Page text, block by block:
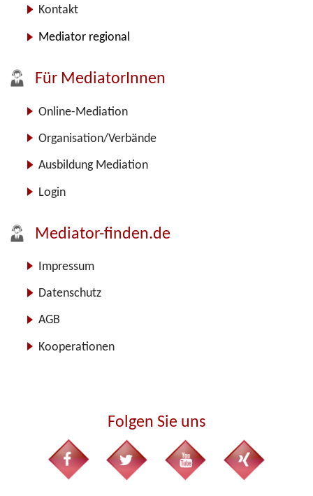
Kontakt
Mediator regional
Für MediatorInnen
Online-Mediation
Organisation/Verbände
Ausbildung Mediation
Login
Mediator-finden.de
Impressum
Datenschutz
AGB
Kooperationen
Folgen Sie uns